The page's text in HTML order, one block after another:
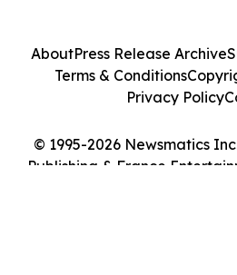
© 1995-2026 Newsmatics
Publishing & France
AboutPress Release Archive
Terms & Conditions
Privacy Policy